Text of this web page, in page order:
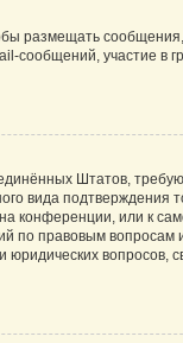
размещать
участие в
Штатов,
вида подтверждения
конференции, или к
по правовым вопросам
юридических вопросов,